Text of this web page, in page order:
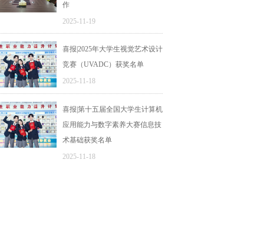
作
2025-11-19
喜报|2025年大学生视觉艺术设计
竞赛（UVADC）获奖名单
2025-11-18
喜报|第十五届全国大学生计算机
应用能力与数字素养大赛信息技
术基础获奖名单
2025-11-18